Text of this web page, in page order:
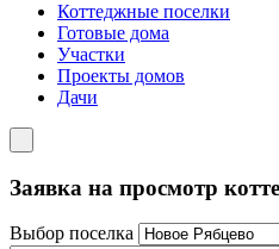
Коттеджные поселки
Готовые дома
Участки
Проекты домов
Дачи
Заявка на просмотр
Выбор поселка